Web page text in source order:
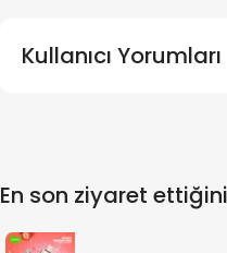
Kullanıcı Yorumları
En son ziyaret